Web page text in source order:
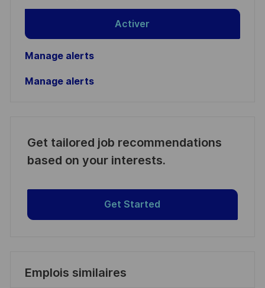
Activer
Manage alerts
Manage alerts
Get tailored job recommendations
based on your interests.
Get Started
Emplois similaires